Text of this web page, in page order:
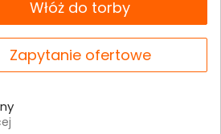
Włóż do torby
Zapytanie ofertowe